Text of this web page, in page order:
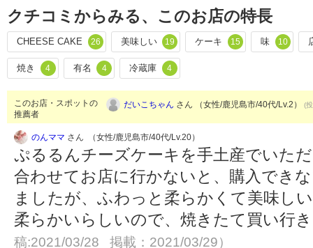
クチコミからみる、このお店の特長
CHEESE CAKE 26 美味しい 19 ケーキ 15 味 10
焼き 4 有名 4 冷蔵庫 4
このお店・スポットの
推薦者
だいこちゃん さん （女性/鹿児島市/40代/Lv.2） (
のんママ さん （女性/鹿児島市/40代/Lv.20）
ぷるるんチーズケーキを手土産でいた
合わせてお店に行かないと、購入でき
ましたが、ふわっと柔らかくて美味し
柔らかいらしいので、焼きたて買い行
稿:2021/03/28 掲載：2021/03/29）